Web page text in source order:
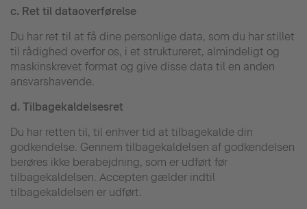
c. Ret til dataoverførelse
Du har ret til at få dine personlige data, som du har stillet
til rådighed overfor os, i et struktureret, almindeligt og
maskinskrevet format og give disse data til en anden
ansvarshavende.
d. Tilbagekaldelsesret
Du har retten til, til enhver tid at tilbagekalde din
godkendelse. Gennem tilbagekaldelsen af godkendelsen
berøres ikke berabejdning, som er udført før
tilbagekaldelsen. Accepten gælder indtil
tilbagekaldelsen er udført.